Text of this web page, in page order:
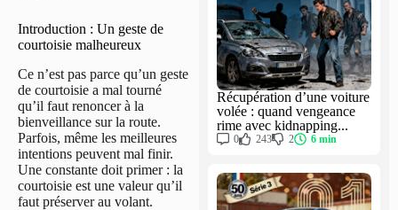
Introduction : Un geste de
courtoisie malheureux
Ce n’est pas parce qu’un geste
de courtoisie a mal tourné
qu’il faut renoncer à la
bienveillance sur la route.
Parfois, même les meilleures
intentions peuvent mal finir.
Une constante doit primer : la
courtoisie est une valeur qu’il
faut préserver au volant.
Récupération d’une voiture
volée : quand vengeance
rime avec kidnapping...
0 243 2 6 min